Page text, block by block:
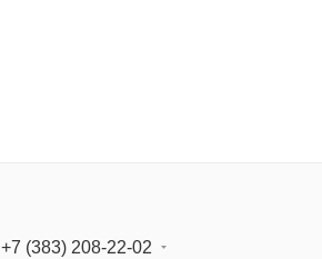
+7 (383) 208-22-02